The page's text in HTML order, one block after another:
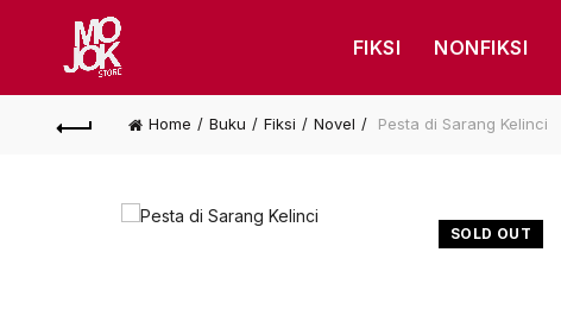
FIKSI NONFIKSI
Home Buku Fiksi Novel Pesta di Sarang Kelinci
SOLD OUT